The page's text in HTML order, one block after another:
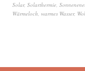
Solar, Solarthermie
Wärmeloch warmes Wasser,